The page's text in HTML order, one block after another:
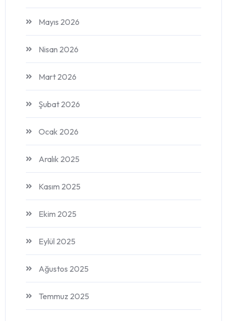
Mayıs 2026
Nisan 2026
Mart 2026
Şubat 2026
Ocak 2026
Aralık 2025
Kasım 2025
Ekim 2025
Eylül 2025
Ağustos 2025
Temmuz 2025